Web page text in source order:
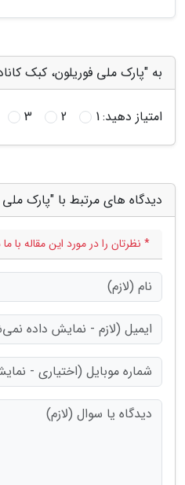
به "پارک ملی فوریلون، کبک
امتیاز دهید:1
2
3
دیدگاه های مرتبط با "پارک ملی
* نظرتان را در مورد این مقاله با